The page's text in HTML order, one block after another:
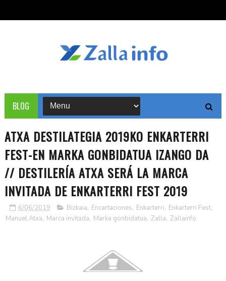
BLOG
ATXA DESTILATEGIA 2019KO ENKARTERRI
FEST-EN MARKA GONBIDATUA IZANGO DA
// DESTILERÍA ATXA SERÁ LA MARCA
INVITADA DE ENKARTERRI FEST 2019
6/06/2019 Bizkaia, Encartaciones, Enkarterri, Enkarterri Fest,
Manuel Atxa, Marca invitada, Marka gonbidatua, Zalla, Zallainfo